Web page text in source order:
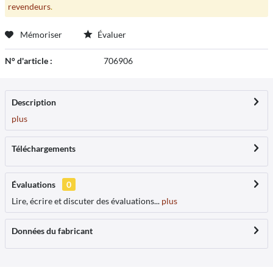
revendeurs.
Mémoriser Évaluer
N° d'article : 706906
Description
plus
Téléchargements
Évaluations
0
Lire, écrire et discuter des évaluations... plus
Données du fabricant